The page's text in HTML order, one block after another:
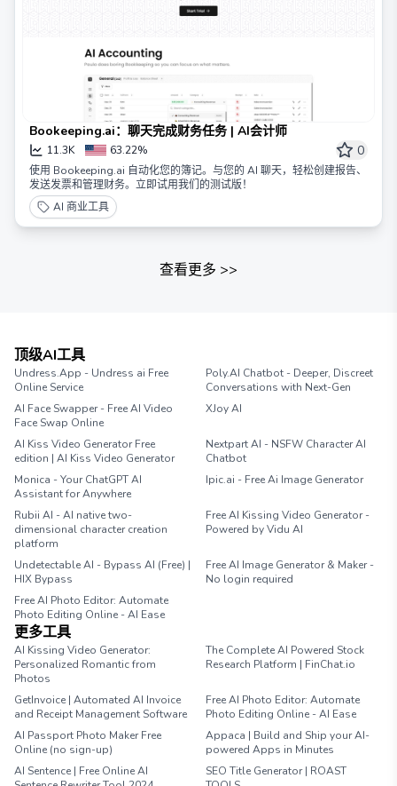
Bookeeping.ai：聊天完成财务任务 | AI会计师
11.3K 63.22% 0
使用 Bookeeping.ai 自动化您的簿记。与您的 AI 聊天，轻松创建报告、
发送发票和管理财务。立即试用我们的测试版！
AI 商业工具
查看更多 >>
顶级AI工具
Undress.App - Undress ai Free
Online Service
Poly.AI Chatbot - Deeper, Discreet
Conversations with Next-Gen
AI Face Swapper - Free AI Video
Face Swap Online
XJoy AI
AI Kiss Video Generator Free
edition | AI Kiss Video Generator
Nextpart AI - NSFW Character AI
Chatbot
Monica - Your ChatGPT AI
Assistant for Anywhere
Ipic.ai - Free Ai Image Generator
Rubii AI - AI native two-
dimensional character creation
platform
Free AI Kissing Video Generator -
Powered by Vidu AI
Undetectable AI - Bypass AI (Free) |
HIX Bypass
Free AI Image Generator & Maker -
No login required
Free AI Photo Editor: Automate
Photo Editing Online - AI Ease
更多工具
AI Kissing Video Generator:
Personalized Romantic from
Photos
The Complete AI Powered Stock
Research Platform | FinChat.io
GetInvoice | Automated AI Invoice
and Receipt Management Software
Free AI Photo Editor: Automate
Photo Editing Online - AI Ease
AI Passport Photo Maker Free
Online (no sign-up)
Appaca | Build and Ship your AI-
powered Apps in Minutes
AI Sentence | Free Online AI
SEO Title Generator | ROAST